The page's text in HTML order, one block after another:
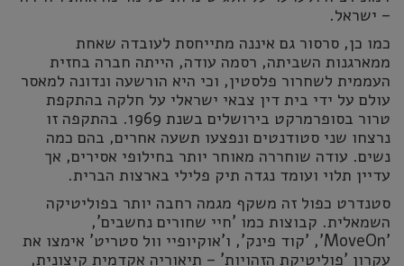
– ישראל.
כמו כן, סרסור גם איננה מתייחסת לעובדה שאחת
ממארגנות השביתה, רסמה עודה, הייתה חברה בחזית
העממית לשחרור פלסטין, וכי היא הורשעה ונדונה למאסר
עולם על ידי בית דין צבאי ישראלי על חלקה בהתקפת
טרור בסופרמרקט בירושלים בשנת 1969. בהתקפה זו
נרצחו שני סטודנטים ונפצעו תשעה אחרים, בהם כמה
נשים. עודה שוחררה מאוחר יותר בחילופי אסירים, אך
עדיין תלוי ועומד נגדה תיק פלילי בארצות הברית.
סטנדרט כפול זה משקף מגמה רחבה יותר בפוליטיקה
השמאלית. קבוצות כמו 'חיי שחורים נחשבים',
'MoveOn', 'קוד פינק', ו'אוקיופיי וול סטריט' אימצו את
עקרון 'פוליטיקת הזהויות' – תיאוריה אקדמית קיצונית,